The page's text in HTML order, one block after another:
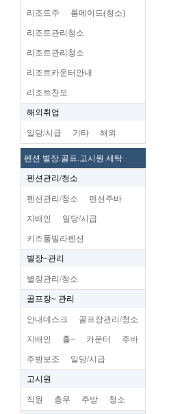
리조트주 룸메이드(청소)
리조트관리청소
리조트관리청소
리조트카운터안내
리조트찬모
해외취업
일당/시급 기타 해외
펜션 별장.골프.고시원 세탁
펜션관리/청소
펜션관리/청소 펜션주바
지배인 일당/시급
키즈풀빌라펜션
별장~관리
별장관리/청소
골프장~ 관리
안내데스크 골프장관리/청소
지배인 홀~ 카운터 주바
주방보조 일당/시급
고시원
직원 총무 주방 청소